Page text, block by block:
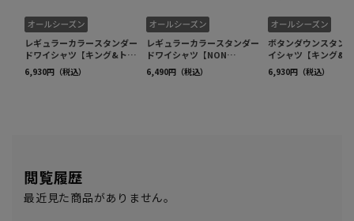
閲覧履歴
最近見た商品がありません。